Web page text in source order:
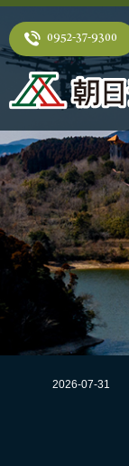
0952-37-9300
2026-07-31